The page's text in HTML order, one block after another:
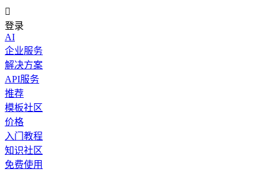

登录
AI
企业服务
解决方案
API服务
推荐
模板社区
价格
入门教程
知识社区
免费使用